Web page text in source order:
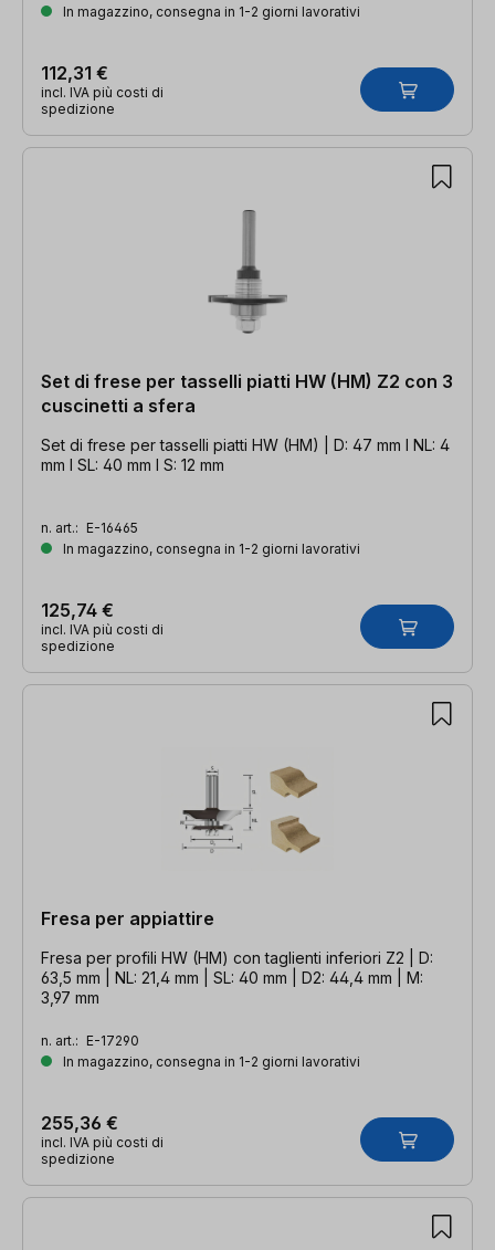
In magazzino, consegna in 1-2 giorni lavorativi
112,31 €
incl. IVA più costi di
spedizione
Set di frese per tasselli piatti HW (HM) Z2 con 3
cuscinetti a sfera
Set di frese per tasselli piatti HW (HM) | D: 47 mm l NL: 4
mm l SL: 40 mm l S: 12 mm
n. art.: E-16465
In magazzino, consegna in 1-2 giorni lavorativi
125,74 €
incl. IVA più costi di
spedizione
Fresa per appiattire
Fresa per profili HW (HM) con taglienti inferiori Z2 | D:
63,5 mm | NL: 21,4 mm | SL: 40 mm | D2: 44,4 mm | M:
3,97 mm
n. art.: E-17290
In magazzino, consegna in 1-2 giorni lavorativi
255,36 €
incl. IVA più costi di
spedizione